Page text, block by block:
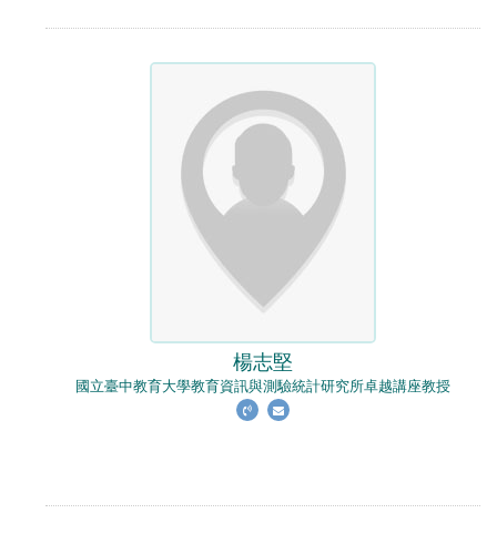
楊志堅
國立臺中教育大學教育資訊與測驗統計研究所卓越講座教授